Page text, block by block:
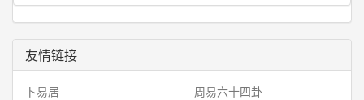
友情链接
卜易居
周易六十四卦